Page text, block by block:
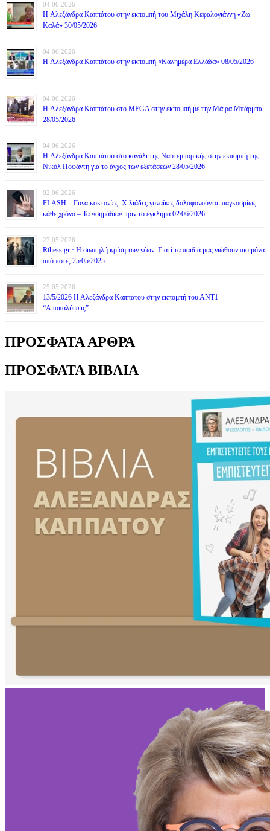
04.06.2026
H Αλεξάνδρα Καππάτου στην εκπομπή του Μιχάλη Κεφαλογιάννη «Ζω
Καλά» 30/05/2026
04.06.2026
H Αλεξάνδρα Καππάτου στην εκπομπή «Καλημέρα Ελλάδα» 08/05/2026
04.06.2026
H Αλεξάνδρα Καππάτου στο MEGA στην εκπομπή με την Μάιρα Mπάρμπα
28/05/2026
04.06.2026
H Αλεξάνδρα Καππάτου στο κανάλι της Ναυτεμπορικής στην εκπομπή της
Νικόλ Ποφάντη για το άγχος των εξετάσεων 28/05/2026
02.06.2026
FLASH – Γυναικοκτονίες: Χιλιάδες γυναίκες δολοφονούνται παγκοσμίως
κάθε χρόνο – Τα «σημάδια» πριν το έγκλημα 02/06/2026
27.05.2026
Rthess.gr · Η σιωπηλή κρίση των νέων: Γιατί τα παιδιά μας νιώθουν πιο μόνα
από ποτέ; 25/05/2025
25.05.2026
13/5/2026 Η Αλεξάνδρα Καππάτου στην εκπομπή του ΑΝΤ1
“Αποκαλύψεις”
ΠΡΟΣΦΑΤΑ ΑΡΘΡΑ
ΠΡΟΣΦΑΤΑ ΒΙΒΛΙΑ